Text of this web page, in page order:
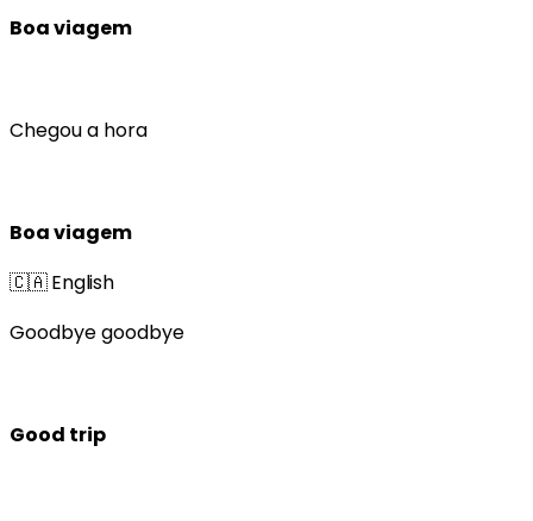
Boa viagem
Chegou a hora
Boa viagem
🇨🇦English
Goodbye goodbye
Good trip